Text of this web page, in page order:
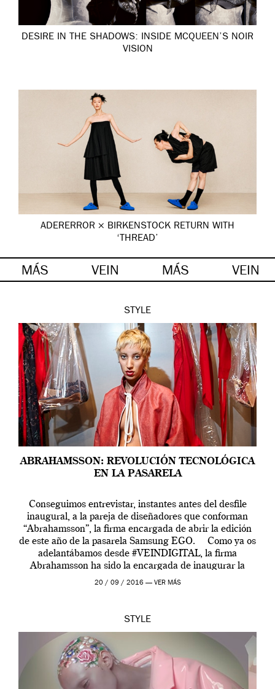
DESIRE IN THE SHADOWS: INSIDE MCQUEEN’S NOIR
VISION
ADERERROR × BIRKENSTOCK RETURN WITH
‘THREAD’
MÁS VEIN MÁS VEIN
STYLE
ABRAHAMSSON: REVOLUCIÓN TECNOLÓGICA
EN LA PASARELA
Conseguimos entrevistar, instantes antes del desfile
inaugural, a la pareja de diseñadores que conforman
“Abrahamsson”, la firma encargada de abrir la edición
de este año de la pasarela Samsung EGO. Como ya os
adelantábamos desde #VEINDIGITAL, la firma
Abrahamsson ha sido la encargada de inaugurar la
edición de este año de EGO, la […]
20 / 09 / 2016 — VER MÁS
STYLE